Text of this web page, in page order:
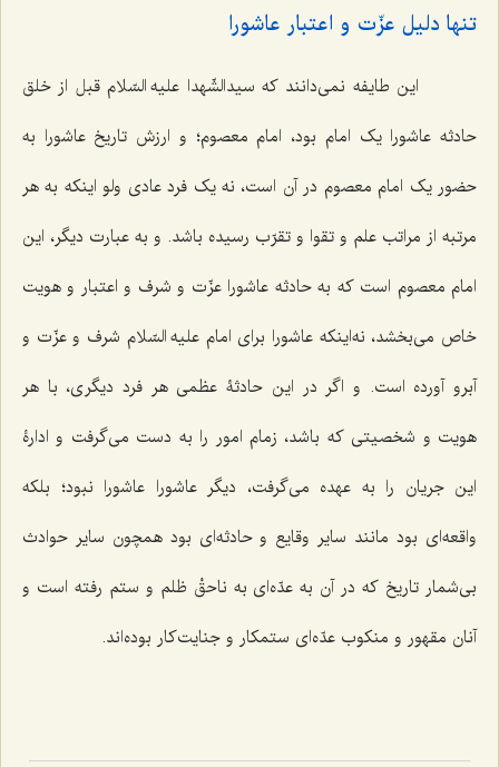
تنها دلیل عزّت و اعتبار عاشورا
این طایفه نمی‌دانند که سیدالشّهدا علیه السّلام قبل از خلق
حادثه عاشورا یک امام بود، امام معصوم؛ و ارزش تاریخ عاشورا به
حضور یک امام معصوم در آن است، نه یک فرد عادی ولو اینکه به هر
مرتبه از مراتب علم و تقوا و تقرّب رسیده باشد. و به عبارت دیگر، این
امام معصوم است که به حادثه عاشورا عزّت و شرف و اعتبار و هویت
خاص می‌بخشد، نه‌اینکه عاشورا برای امام علیه السّلام شرف و عزّت و
آبرو آورده است. و اگر در این حادثۀ عظمی هر فرد دیگری، با هر
هویت و شخصیتی که باشد، زمام امور را به دست می‌گرفت و ادارۀ
این جریان را به عهده می‌گرفت، دیگر عاشورا عاشورا نبود؛ بلکه
واقعه‌ای بود مانند سایر وقایع و حادثه‌ای بود همچون سایر حوادث
بی‌شمار تاریخ که در آن به عدّه‌ای به ناحقْ ظلم و ستم رفته است و
آنان مقهور و منکوب عدّه‌ای ستمکار و جنایت‌کار بوده‌اند.